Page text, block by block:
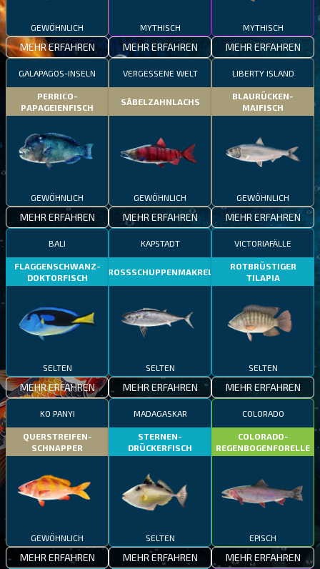
GEWÖHNLICH
MEHR ERFAHREN
MYTHISCH
MEHR ERFAHREN
MYTHISCH
MEHR ERFAHREN
GALAPAGOS-INSELN
PERRICO-
PAPAGEIENFISCH
GEWÖHNLICH
MEHR ERFAHREN
VERGESSENE WELT
SÄBELZAHNLACHS
GEWÖHNLICH
MEHR ERFAHREN
LIBERTY ISLAND
BLAURÜCKEN-
MAIFISCH
GEWÖHNLICH
MEHR ERFAHREN
BALI
FLAGGENSCHWANZ-
DOKTORFISCH
SELTEN
MEHR ERFAHREN
KAPSTADT
GROSSSCHUPPENMAKRELE
SELTEN
MEHR ERFAHREN
VICTORIAFÄLLE
ROTBRÜSTIGER
TILAPIA
SELTEN
MEHR ERFAHREN
KO PANYI
QUERSTREIFEN-
SCHNAPPER
GEWÖHNLICH
MEHR ERFAHREN
MADAGASKAR
STERNEN-
DRÜCKERFISCH
SELTEN
MEHR ERFAHREN
COLORADO
COLORADO-
REGENBOGENFORELLE
EPISCH
MEHR ERFAHREN